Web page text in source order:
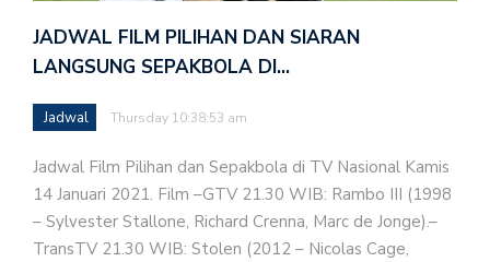
JADWAL FILM PILIHAN DAN SIARAN
LANGSUNG SEPAKBOLA DI…
Jadwal Thursday 10:38:53 am
Jadwal Film Pilihan dan Sepakbola di TV Nasional Kamis
14 Januari 2021. Film –GTV 21.30 WIB: Rambo III (1998
– Sylvester Stallone, Richard Crenna, Marc de Jonge).–
TransTV 21.30 WIB: Stolen (2012 – Nicolas Cage,